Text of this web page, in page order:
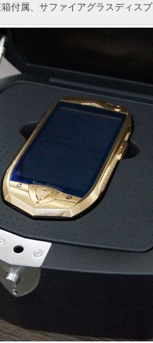
付属、サファイアグラスディス